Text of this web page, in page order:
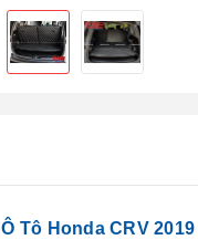
Tô Honda CRV 2019